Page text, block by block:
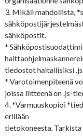
3. Mikäli mahdollista,
sähköpostit.
*
tiedostot haitallisiksi
* Varotoimenpiteenä
joissa liitteenä on .js-
4. *Varmuuskopioi
erillään
tietokoneesta.